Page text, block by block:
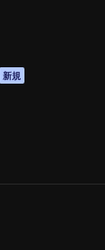
新規